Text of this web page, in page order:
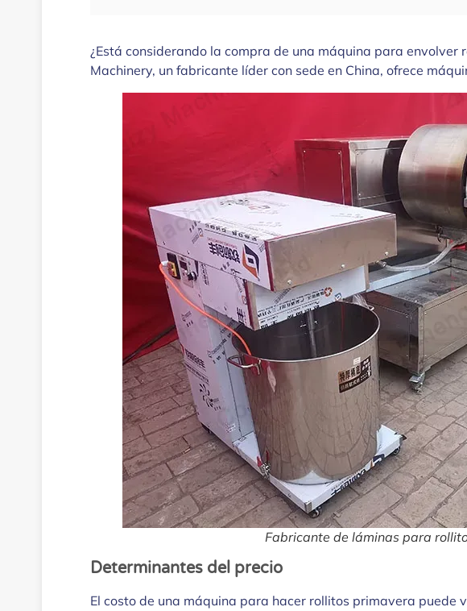
¿Está considerando la compra de una máquina para envolver
Machinery, un fabricante líder con sede en China, ofrece
Fabricante de láminas para
Determinantes del precio
El costo de una máquina para hacer rollitos primavera puede